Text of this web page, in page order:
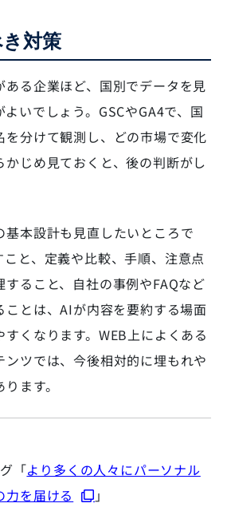
対策
ある企業ほど、国別でデータを見
いでしょう。GSCやGA4で、国
を分けて観測し、どの市場で変化
かじめ見ておくと、後の判断がし
基本設計も見直したいところで
と、定義や比較、手順、注意点
ること、自社の事例やFAQなど
ことは、AIが内容を要約する場面
くなります。WEB上によくある
ツでは、今後相対的に埋もれや
ます。
「より多くの人々にパーソナル
力を届ける
」